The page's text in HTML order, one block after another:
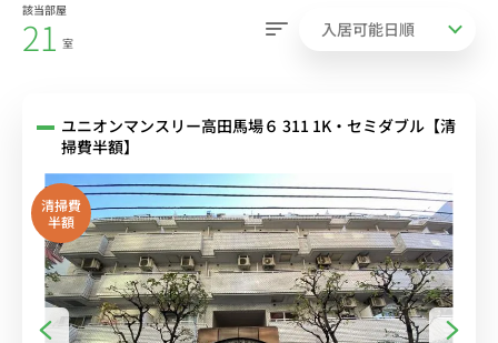
該当部屋
21 室
ユニオンマンスリー高田馬場６ 311 1K・セミダブル【清
掃費半額】
清掃費
半額